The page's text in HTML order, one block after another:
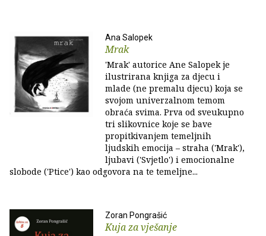
Ana Salopek
Mrak
'Mrak' autorice Ane Salopek je
ilustrirana knjiga za djecu i
mlade (ne premalu djecu) koja se
svojom univerzalnom temom
obraća svima. Prva od sveukupno
tri slikovnice koje se bave
propitkivanjem temeljnih
ljudskih emocija – straha ('Mrak'),
ljubavi ('Svjetlo') i emocionalne
slobode ('Ptice') kao odgovora na te temeljne...
Zoran Pongrašić
Kuja za vješanje